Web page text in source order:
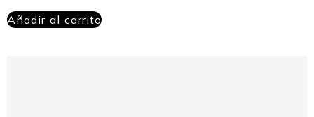
Añadir al carrito